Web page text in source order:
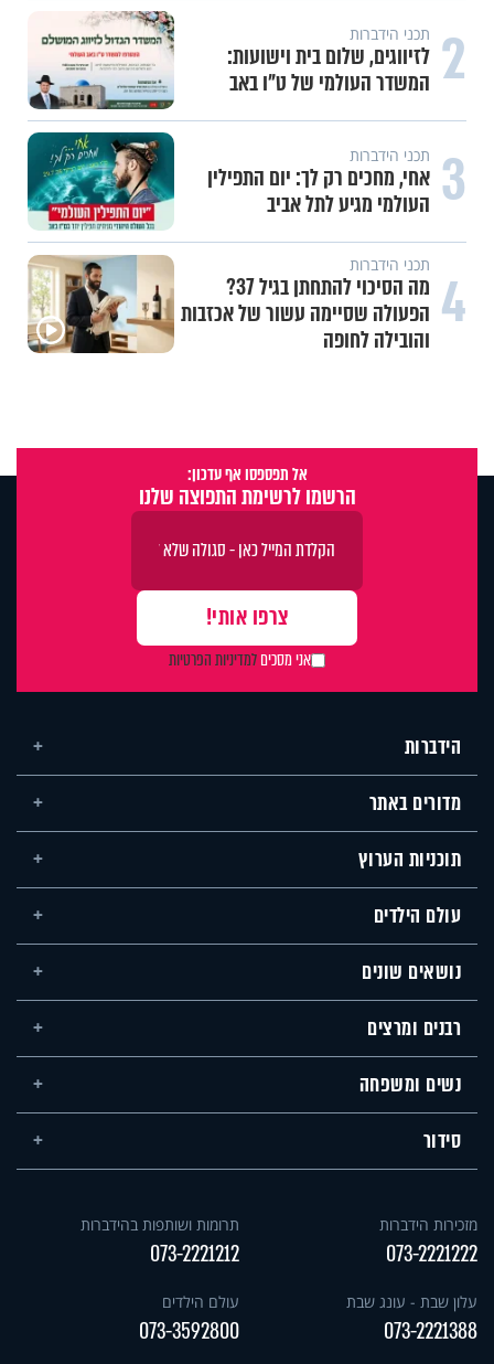
2 תכני הידברות
לזיווגים, שלום בית וישועות:
המשדר העולמי של ט"ו באב
3 תכני הידברות
אחי, מחכים רק לך: יום התפילין
העולמי מגיע לתל אביב
4 תכני הידברות
מה הסיכוי להתחתן בגיל 37?
הפעולה שסיימה עשור של אכזבות
והובילה לחופה
אל תפספסו אף עדכון:
הרשמו לרשימת התפוצה שלנו
אני מסכיםלמדיניות הפרטיות
הידברות
מדורים באתר
תוכניות הערוץ
עולם הילדים
נושאים שונים
רבנים ומרצים
נשים ומשפחה
סידור
מזכירות הידברות
073-2221222
תרומות ושותפות בהידברות
073-2221212
עלון שבת - עונג שבת
073-2221388
עולם הילדים
073-3592800